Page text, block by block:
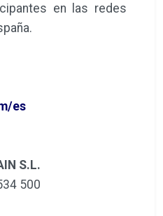
en las redes
es
S.L.
500